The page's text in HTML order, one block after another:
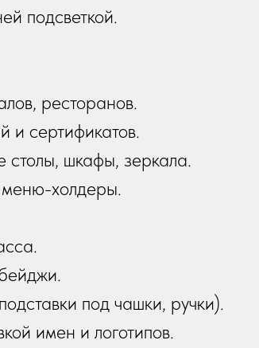
подсветкой.
ресторанов.
и сертификатов.
столы, шкафы, зеркала.
меню-холдеры.
под чашки, ручки).
имен и логотипов.